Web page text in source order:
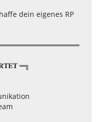
dein eigenes RP
═╗